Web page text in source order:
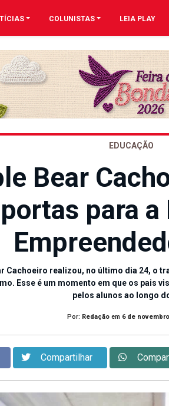
COLUNISTAS LEIA PLAY
EDUCAÇÃO
Bear
portas para a
Cachoeiro realizou, no último dia 24, o
Esse é um momento em que os pais
pelos alunos ao longo
Por: Redação em 6 de
Compartilhar